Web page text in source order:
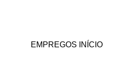
EMPREGOS INÍCIO